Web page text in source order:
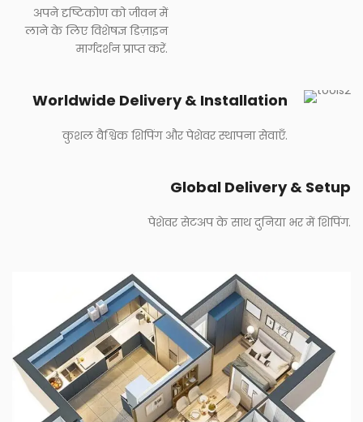
अपने दृष्टिकोण को जीवन में
लाने के लिए विशेषज्ञ डिज़ाइन
मार्गदर्शन प्राप्त करें.
Worldwide Delivery & Installation
कुशल वैश्विक शिपिंग और पेशेवर स्थापना सेवाएँ.
Global Delivery & Setup
पेशेवर सेटअप के साथ दुनिया भर में शिपिंग.